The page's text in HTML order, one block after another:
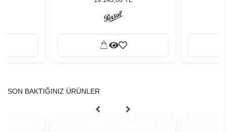
SON BAKTIĞINIZ ÜRÜNLER